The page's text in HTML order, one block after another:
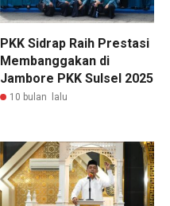
PKK Sidrap Raih Prestasi
Membanggakan di
Jambore PKK Sulsel 2025
10 bulan lalu